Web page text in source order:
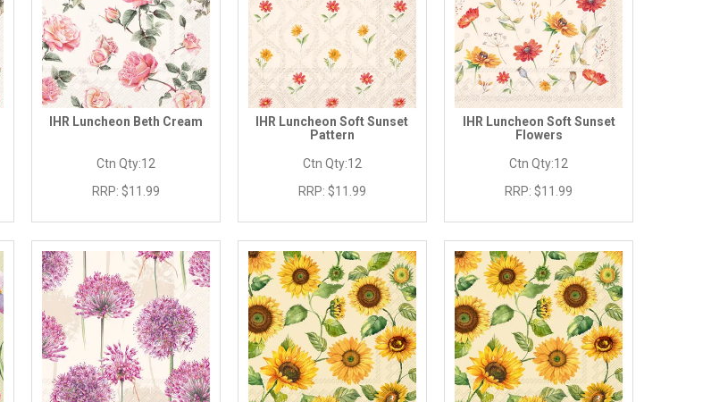
IHR Luncheon Beth Cream
Ctn Qty:12
RRP: $11.99
IHR Luncheon Soft Sunset
Pattern
Ctn Qty:12
RRP: $11.99
IHR Luncheon Soft Sunset
Flowers
Ctn Qty:12
RRP: $11.99